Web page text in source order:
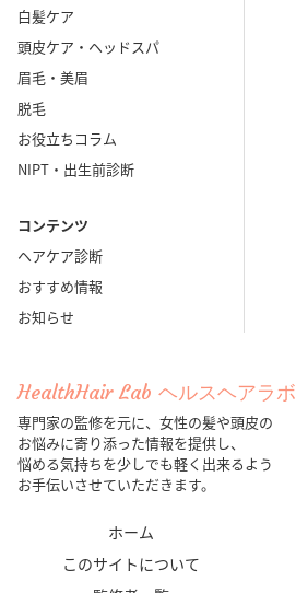
白髪ケア
頭皮ケア・ヘッドスパ
眉毛・美眉
脱毛
お役立ちコラム
NIPT・出生前診断
コンテンツ
ヘアケア診断
おすすめ情報
お知らせ
HealthHair Lab ヘルスヘアラボ
専門家の監修を元に、女性の髪や頭皮の
お悩みに寄り添った情報を提供し、
悩める気持ちを少しでも軽く出来るよう
お手伝いさせていただきます。
ホーム
このサイトについて